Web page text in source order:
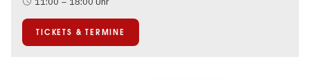
NS-Geschichte
Politik & Gesellschaft
TICKETS & TERMINE